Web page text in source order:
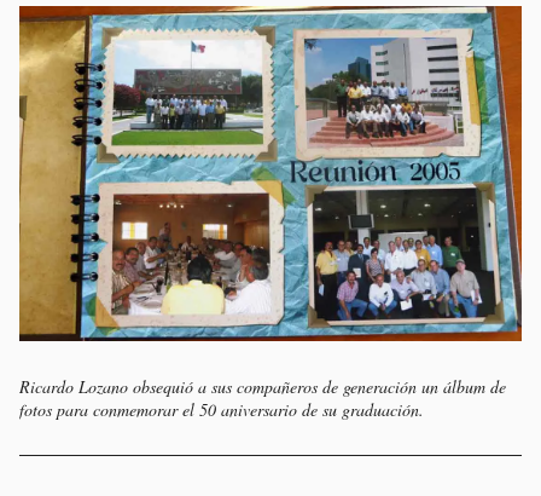
Ricardo Lozano obsequió a sus compañeros de generación un álbum de
fotos para conmemorar el 50 aniversario de su graduación.